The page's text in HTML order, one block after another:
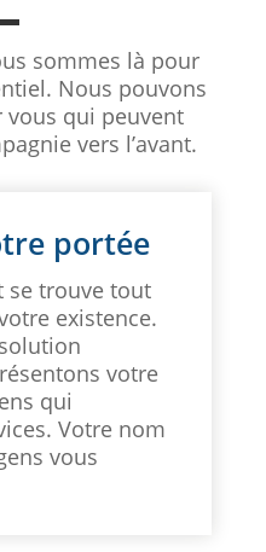
sommes là pour
Nous pouvons
vous qui peuvent
vers l’avant.
portée
se trouve tout
existence.
votre
qui
Votre nom
vous